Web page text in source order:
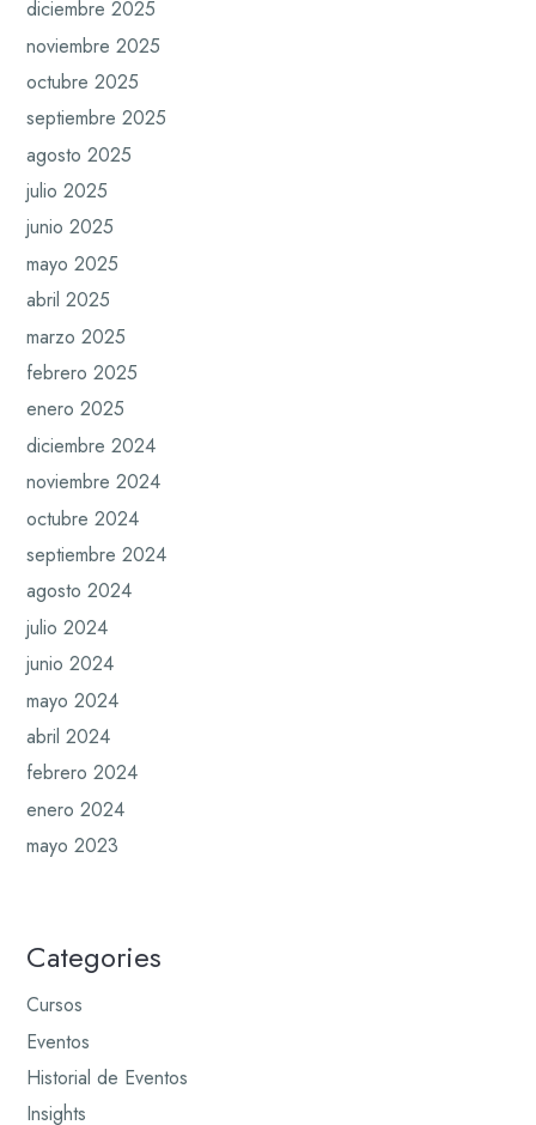
diciembre 2025
noviembre 2025
octubre 2025
septiembre 2025
agosto 2025
julio 2025
junio 2025
mayo 2025
abril 2025
marzo 2025
febrero 2025
enero 2025
diciembre 2024
noviembre 2024
octubre 2024
septiembre 2024
agosto 2024
julio 2024
junio 2024
mayo 2024
abril 2024
febrero 2024
enero 2024
mayo 2023
Categories
Cursos
Eventos
Historial de Eventos
Insights